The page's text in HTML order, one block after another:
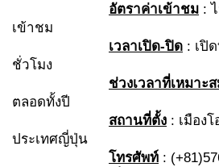
อัตราค่าเข้าชม :
เข้าชม
เวลาเปิด-ปิด : เปิ
ชั่วโมง
ช่วงเวลาที่เหมาะ
ตลอดทั้งปี
สถานที่ตั้ง : เมือง
ประเทศญี่ปุ่น
โทรศัพท์ :